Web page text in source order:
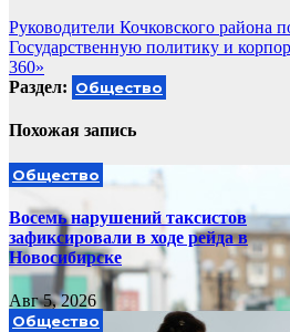
Навигация
по
записям
Руководители Кочковского района
Государственную политику и
360»
Раздел: Общество
Похожая запись
Общество
Восемь нарушений таксистов
зафиксировали в ходе рейда в
Новосибирске
Авг 5, 2026
Общество